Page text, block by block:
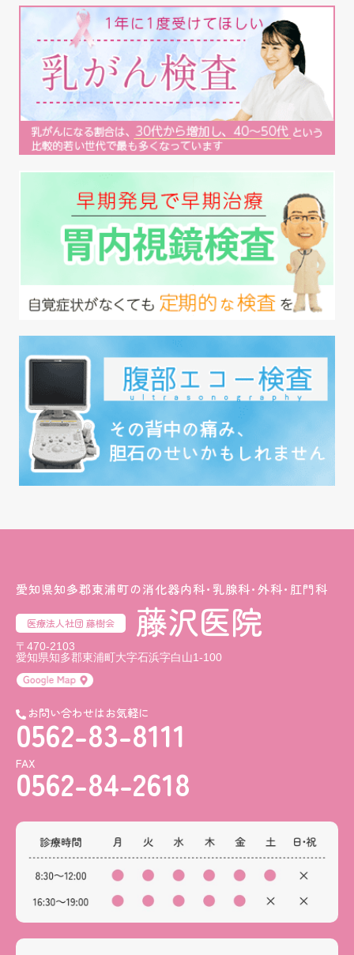
愛知県知多郡東浦町の消化器内科･乳腺科･外科･肛門科
医療法人社団 藤樹会 藤沢医院
〒470-2103
愛知県知多郡東浦町大字石浜字白山1-100
お問い合わせはお気軽に
0562-83-8111
FAX
0562-84-2618